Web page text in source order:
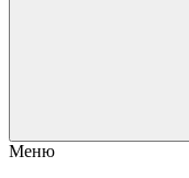
Меню